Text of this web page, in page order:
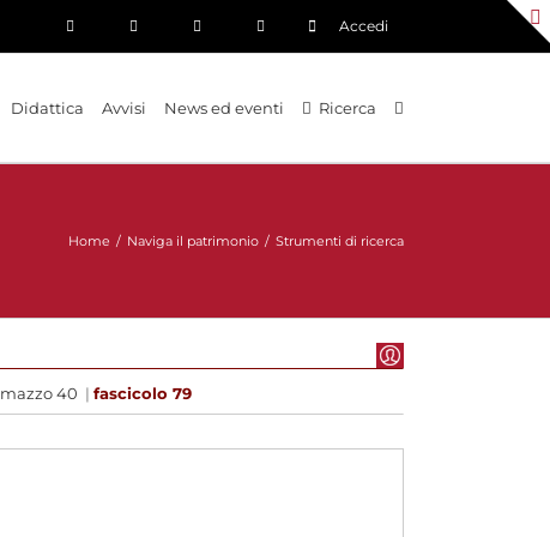
Accedi
Didattica Avvisi News ed eventi Ricerca
Home / Naviga il patrimonio / Strumenti di ricerca
mazzo 40 | fascicolo 79